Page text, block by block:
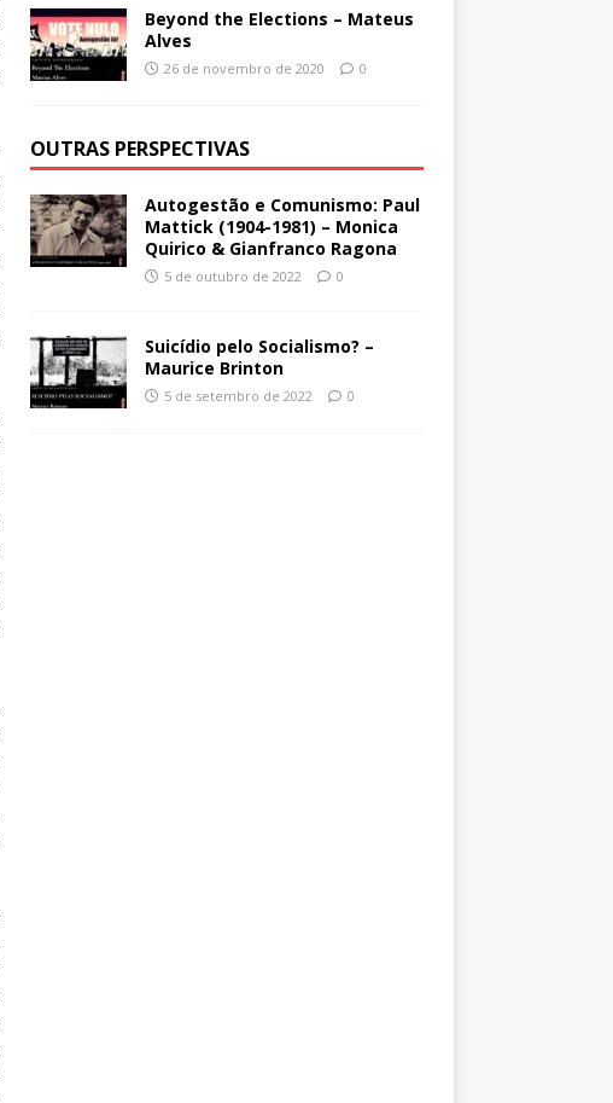
Beyond the Elections – Mateus
Alves
26 de novembro de 2020 0
OUTRAS PERSPECTIVAS
Autogestão e Comunismo: Paul
Mattick (1904-1981) – Monica
Quirico & Gianfranco Ragona
5 de outubro de 2022 0
Suicídio pelo Socialismo? –
Maurice Brinton
5 de setembro de 2022 0